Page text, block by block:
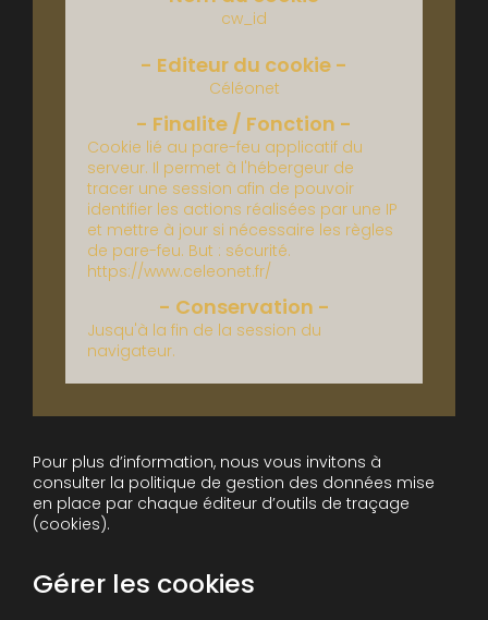
cw_id
Céléonet
Cookie lié au pare-feu applicatif du
serveur. Il permet à l'hébergeur de
tracer une session afin de pouvoir
identifier les actions réalisées par une IP
et mettre à jour si nécessaire les règles
de pare-feu. But : sécurité.
https://www.celeonet.fr/
Jusqu'à la fin de la session du
navigateur.
Pour plus d’information, nous vous invitons à
consulter la politique de gestion des données mise
en place par chaque éditeur d’outils de traçage
(cookies).
Gérer les cookies